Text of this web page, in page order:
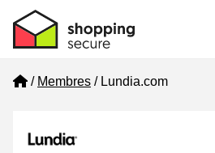
Home
Membres Lundia.com